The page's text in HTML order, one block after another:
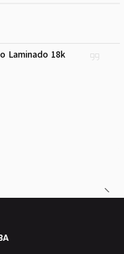
Laminado 18k